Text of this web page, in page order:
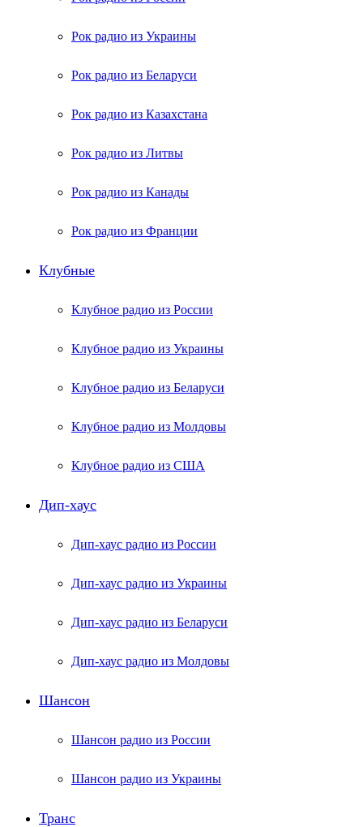
Рок радио из Украины
Рок радио из Беларуси
Рок радио из Казахстана
Рок радио из Литвы
Рок радио из Канады
Рок радио из Франции
Клубные
Клубное радио из России
Клубное радио из Украины
Клубное радио из Беларуси
Клубное радио из Молдовы
Клубное радио из США
Дип-хаус
Дип-хаус радио из России
Дип-хаус радио из Украины
Дип-хаус радио из Беларуси
Дип-хаус радио из Молдовы
Шансон
Шансон радио из России
Шансон радио из Украины
Транс